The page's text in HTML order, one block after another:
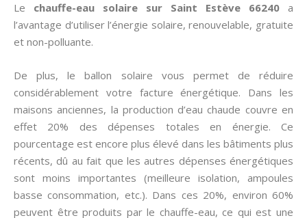
Le chauffe-eau solaire sur Saint Estève 66240 a
l’avantage d’utiliser l’énergie solaire, renouvelable, gratuite
et non-polluante.
De plus, le ballon solaire vous permet de réduire
considérablement votre facture énergétique. Dans les
maisons anciennes, la production d’eau chaude couvre en
effet 20% des dépenses totales en énergie. Ce
pourcentage est encore plus élevé dans les bâtiments plus
récents, dû au fait que les autres dépenses énergétiques
sont moins importantes (meilleure isolation, ampoules
basse consommation, etc.). Dans ces 20%, environ 60%
peuvent être produits par le chauffe-eau, ce qui est une